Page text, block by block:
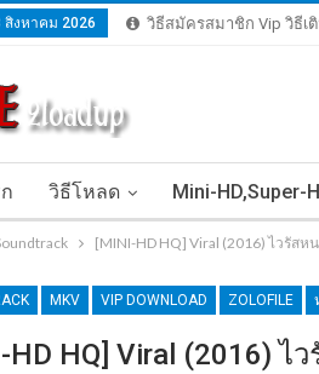
สิงหาคม 2026 วิธีสมัครสมาชิก Vip วิธีเ
วิธีโหลด Mini-HD,Super-
[MINI-HD HQ] Viral (2016) ไวรัสห
MKV VIP DOWNLOAD ZOLOFILE
HD HQ] Viral (2016)